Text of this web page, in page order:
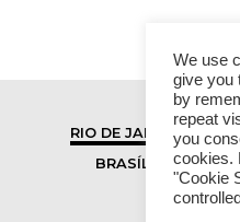
RIO DE JANEIRO
BRASÍLIA
We use
give you
by
repeat
you
cookies.
"Cookie